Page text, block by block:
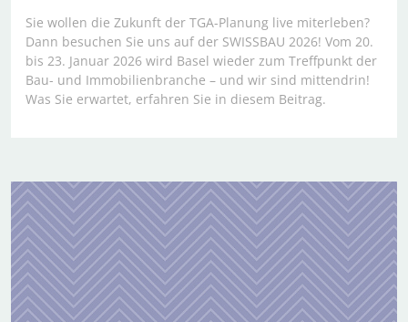
Sie wollen die Zukunft der TGA-Planung live miterleben?
Dann besuchen Sie uns auf der SWISSBAU 2026! Vom 20.
bis 23. Januar 2026 wird Basel wieder zum Treffpunkt der
Bau- und Immobilienbranche – und wir sind mittendrin!
Was Sie erwartet, erfahren Sie in diesem Beitrag.